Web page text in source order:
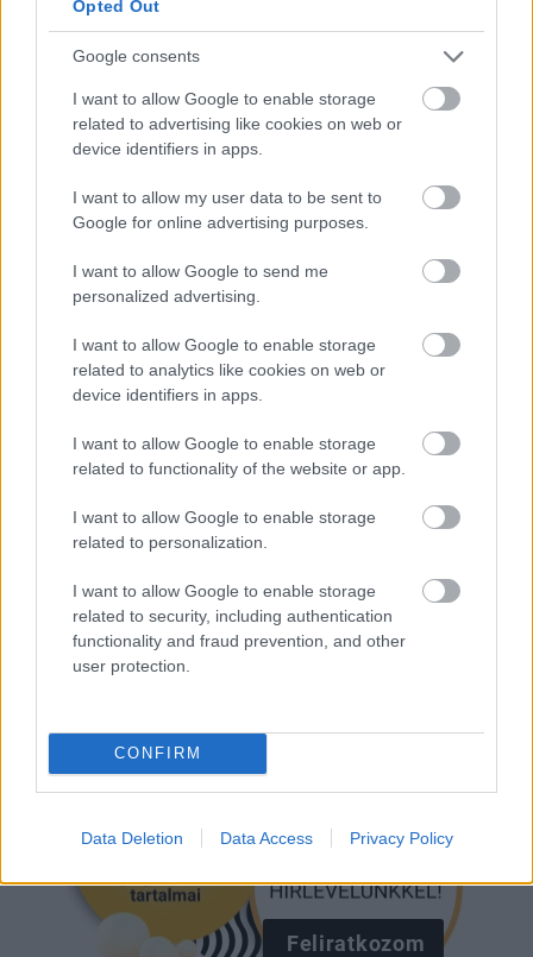
Opted Out
Google consents
I want to allow Google to enable storage
related to advertising like cookies on web or
device identifiers in apps.
I want to allow my user data to be sent to
Google for online advertising purposes.
I want to allow Google to send me
personalized advertising.
I want to allow Google to enable storage
related to analytics like cookies on web or
device identifiers in apps.
I want to allow Google to enable storage
related to functionality of the website or app.
I want to allow Google to enable storage
related to personalization.
I want to allow Google to enable storage
related to security, including authentication
functionality and fraud prevention, and other
user protection.
CONFIRM
Data Deletion Data Access Privacy Policy
Messengeren
Itt állíthatod be , hogy a Google
keresőben könnyebben megtaláld a
glamour.hu cikkeit
Kövesd a Glamour cikkeit aGoogle hírekben
Feliratkozom